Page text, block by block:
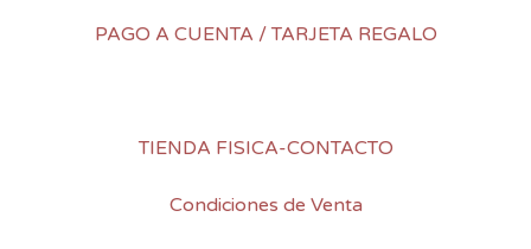
PAGO A CUENTA / TARJETA REGALO
TIENDA FISICA-CONTACTO
Condiciones de Venta